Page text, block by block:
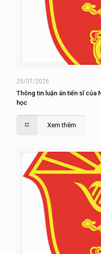
29/07/2026
Thông tin luận án tiến sĩ của
học
Xem thêm